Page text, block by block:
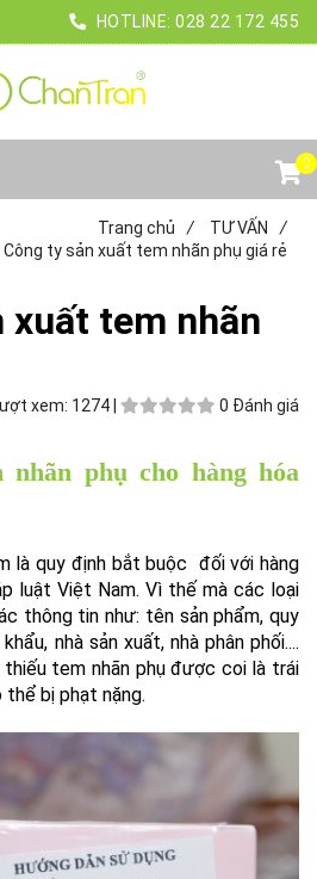
HOTLINE: 028 22 172 455
0
Trang chủ / TƯ VẤN
/
Công ty sản xuất tem nhãn phụ giá rẻ
xuất tem nhãn
xem: 1274 | 0 Đánh giá
nhãn phụ cho hàng hóa
là quy định bắt buộc đối với hàng
luật Việt Nam. Vì thế mà các loại
thông tin như: tên sản phẩm, quy
nhà sản xuất, nhà phân phối....
thiếu tem nhãn phụ được coi là trái
bị phạt nặng.